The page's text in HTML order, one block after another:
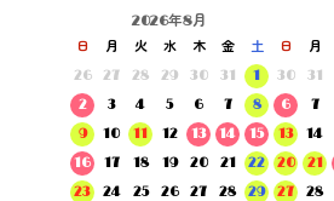
2026年8月
日 月 火 水 木 金
土
26
27 28 29 30 31
1
2
3 4 5 6 7
8
9
10 11 12 13 14
15
16
17 18 19 20 21
22
23
24 25 26 27 28
29
日 月
30
31
6
7
13
14
20
21
27
28